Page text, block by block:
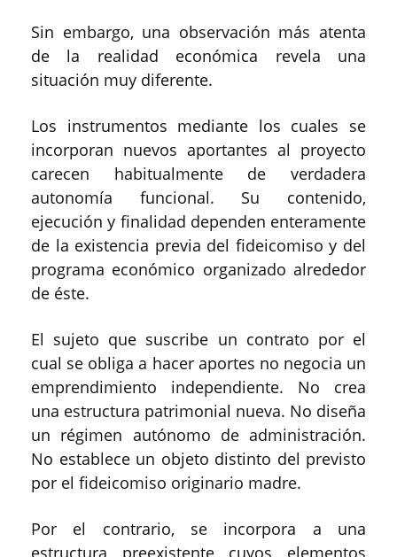
Sin embargo, una observación más atenta
de la realidad económica revela una
situación muy diferente.
Los instrumentos mediante los cuales se
incorporan nuevos aportantes al proyecto
carecen habitualmente de verdadera
autonomía funcional. Su contenido,
ejecución y finalidad dependen enteramente
de la existencia previa del fideicomiso y del
programa económico organizado alrededor
de éste.
El sujeto que suscribe un contrato por el
cual se obliga a hacer aportes no negocia un
emprendimiento independiente. No crea
una estructura patrimonial nueva. No diseña
un régimen autónomo de administración.
No establece un objeto distinto del previsto
por el fideicomiso originario madre.
Por el contrario, se incorpora a una
estructura preexistente cuyos elementos